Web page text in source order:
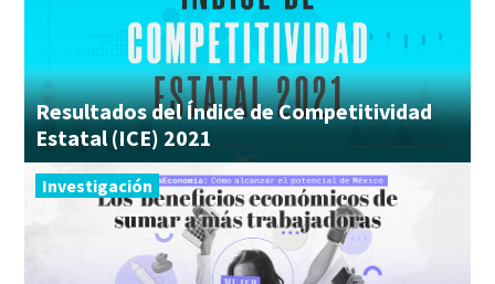
Resultados del Índice de Competitividad
Estatal (ICE) 2021
Investigación